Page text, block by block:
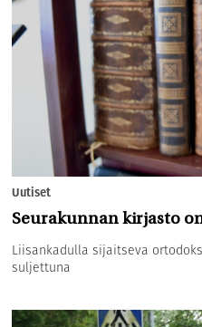
Uutiset
Seurakunnan kirjasto
Liisankadulla sijaitseva
suljettuna